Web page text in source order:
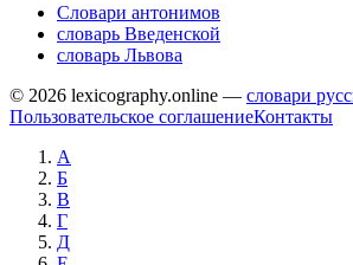
Словари антонимов
словарь Введенской
словарь Львова
© 2026 lexicography.online — словари
Пользовательское соглашениеКонтакты
А
Б
В
Г
Д